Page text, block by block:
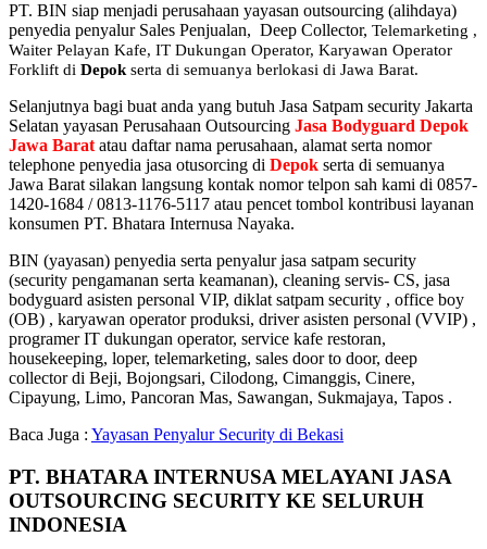
PT. BIN siap menjadi perusahaan yayasan outsourcing (alihdaya)
penyedia penyalur Sales Penjualan, Deep Collector, Telemarketing ,
Waiter Pelayan Kafe, IT Dukungan Operator, Karyawan Operator
Forklift di Depok serta di semuanya berlokasi di Jawa Barat.
Selanjutnya bagi buat anda yang butuh Jasa Satpam security Jakarta
Selatan yayasan Perusahaan Outsourcing Jasa Bodyguard Depok
Jawa Barat atau daftar nama perusahaan, alamat serta nomor
telephone penyedia jasa otusorcing di Depok serta di semuanya
Jawa Barat silakan langsung kontak nomor telpon sah kami di 0857-
1420-1684 / 0813-1176-5117 atau pencet tombol kontribusi layanan
konsumen PT. Bhatara Internusa Nayaka.
BIN (yayasan) penyedia serta penyalur jasa satpam security
(security pengamanan serta keamanan), cleaning servis- CS, jasa
bodyguard asisten personal VIP, diklat satpam security , office boy
(OB) , karyawan operator produksi, driver asisten personal (VVIP) ,
programer IT dukungan operator, service kafe restoran,
housekeeping, loper, telemarketing, sales door to door, deep
collector di Beji, Bojongsari, Cilodong, Cimanggis, Cinere,
Cipayung, Limo, Pancoran Mas, Sawangan, Sukmajaya, Tapos .
Baca Juga : Yayasan Penyalur Security di Bekasi
PT. BHATARA INTERNUSA MELAYANI JASA
OUTSOURCING SECURITY KE SELURUH
INDONESIA